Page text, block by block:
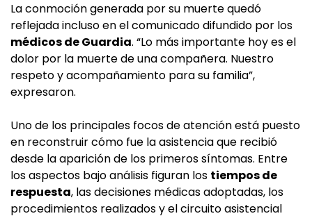
La conmoción generada por su muerte quedó
reflejada incluso en el comunicado difundido por los
médicos de Guardia. “Lo más importante hoy es el
dolor por la muerte de una compañera. Nuestro
respeto y acompañamiento para su familia”,
expresaron.
Uno de los principales focos de atención está puesto
en reconstruir cómo fue la asistencia que recibió
desde la aparición de los primeros síntomas. Entre
los aspectos bajo análisis figuran los tiempos de
respuesta, las decisiones médicas adoptadas, los
procedimientos realizados y el circuito asistencial